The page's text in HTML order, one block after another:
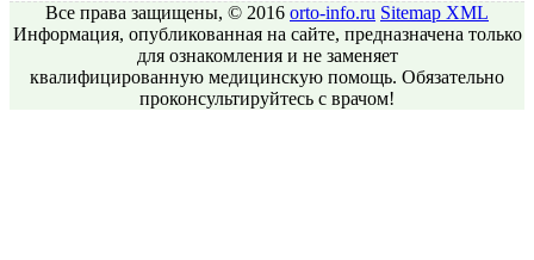
Все права защищены, © 2016 orto-info.ru Sitemap XML
Информация, опубликованная на сайте, предназначена только
для ознакомления и не заменяет
квалифицированную медицинскую помощь. Обязательно
проконсультируйтесь с врачом!